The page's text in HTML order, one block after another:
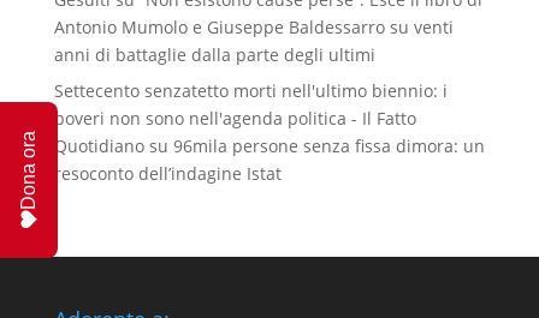
Antonio Mumolo e Giuseppe Baldessarro su venti
anni di battaglie dalla parte degli ultimi
Settecento senzatetto morti nell'ultimo biennio: i
poveri non sono nell'agenda politica - Il Fatto
Quotidianosu 96mila persone senza fissa dimora: un
resoconto dell’indagine Istat
Dona ora